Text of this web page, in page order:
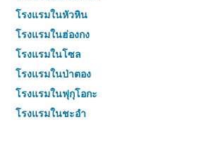
โรงแรมในหัวหิน
โรงแรมในฮ่องกง
โรงแรมในโซล
โรงแรมในป่าตอง
โรงแรมในฟุกุโอกะ
โรงแรมในชะอำ